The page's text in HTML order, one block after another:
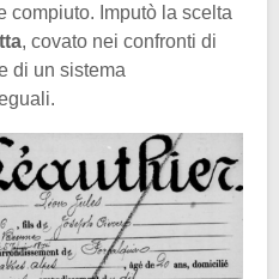
compiuto. Imputò la scelta
, covato nei confronti di
di un sistema